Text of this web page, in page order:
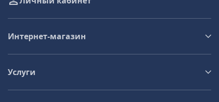
Интернет-магазин
Услуги